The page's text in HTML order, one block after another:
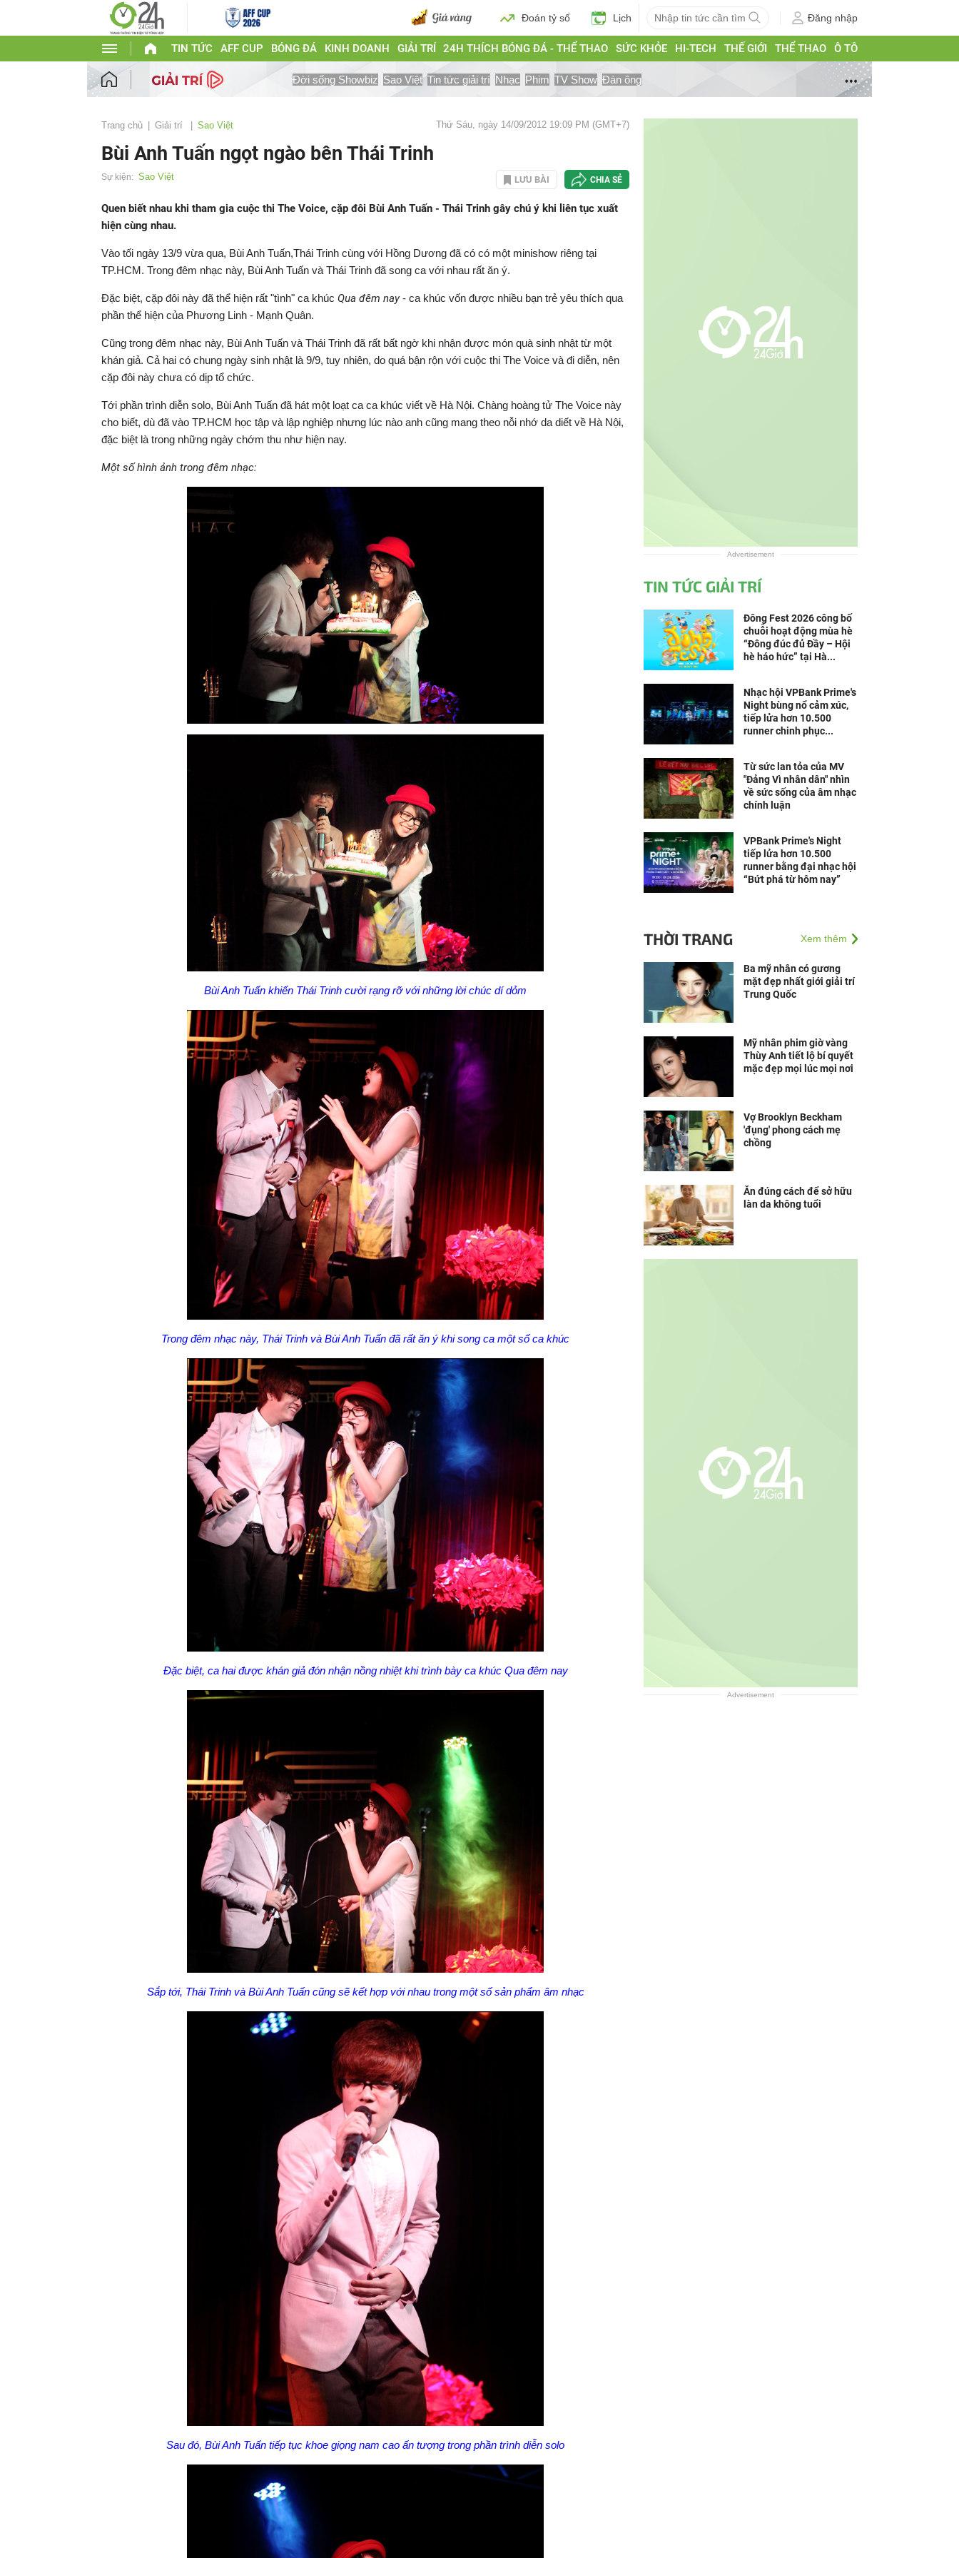
Đoán tỷ số Lịch Đăng nhập
TIN TỨC AFF CUP BÓNG ĐÁ KINH DOANH GIẢI TRÍ 24H THÍCH BÓNG ĐÁ - THỂ THAO SỨC KHỎE HI-TECH THẾ GIỚI THỂ THAO Ô TÔ
Đời sống Showbiz Sao Việt Tin tức giải trí Nhạc Phim TV Show Đàn ông
Trang chủ Giải trí Sao Việt Thứ Sáu, ngày 14/09/2012 19:09 PM (GMT+7)
Bùi Anh Tuấn ngọt ngào bên Thái Trinh
Sự kiện: Sao Việt LƯU BÀI CHIA SẺ
Quen biết nhau khi tham gia cuộc thi The Voice, cặp đôi Bùi Anh Tuấn - Thái Trinh gây chú ý khi liên tục xuất
hiện cùng nhau.
Vào tối ngày 13/9 vừa qua, Bùi Anh Tuấn,Thái Trinh cùng với Hồng Dương đã có có một minishow riêng tại
TP.HCM. Trong đêm nhạc này, Bùi Anh Tuấn và Thái Trinh đã song ca với nhau rất ăn ý.
Đặc biệt, cặp đôi này đã thể hiện rất "tình" ca khúc Qua đêm nay- ca khúc vốn được nhiều bạn trẻ yêu thích qua
phần thể hiện của Phương Linh - Mạnh Quân.
Cũng trong đêm nhạc này, Bùi Anh Tuấn và Thái Trinh đã rất bất ngờ khi nhận được món quà sinh nhật từ một
khán giả. Cả hai có chung ngày sinh nhật là 9/9, tuy nhiên, do quá bận rộn với cuộc thi The Voice và đi diễn, nên
cặp đôi này chưa có dịp tổ chức.
Tới phần trình diễn solo, Bùi Anh Tuấn đã hát một loạt ca ca khúc viết về Hà Nội. Chàng hoàng tử The Voice này
cho biết, dù đã vào TP.HCM học tập và lập nghiệp nhưng lúc nào anh cũng mang theo nỗi nhớ da diết về Hà Nội,
đặc biệt là trong những ngày chớm thu như hiện nay.
Một số hình ảnh trong đêm nhạc:
Bùi Anh Tuấn khiến Thái Trinh cười rạng rỡ với những lời chúc dí dỏm
Trong đêm nhạc này, Thái Trinh và Bùi Anh Tuấn đã rất ăn ý khi song ca một số ca khúc
Đặc biệt, ca hai được khán giả đón nhận nồng nhiệt khi trình bày ca khúc Qua đêm nay
Sắp tới, Thái Trinh và Bùi Anh Tuấn cũng sẽ kết hợp với nhau trong một số sản phẩm âm nhạc
Sau đó, Bùi Anh Tuấn tiếp tục khoe giọng nam cao ấn tượng trong phần trình diễn solo
Advertisement
TIN TỨC GIẢI TRÍ
Đông Fest 2026 công bố
chuỗi hoạt động mùa hè
“Đông đúc đủ Đầy – Hội
hè háo hức” tại Hà...
Nhạc hội VPBank Prime's
Night bùng nổ cảm xúc,
tiếp lửa hơn 10.500
runner chinh phục...
Từ sức lan tỏa của MV
"Đảng Vì nhân dân" nhìn
về sức sống của âm nhạc
chính luận
VPBank Prime's Night
tiếp lửa hơn 10.500
runner bằng đại nhạc hội
“Bứt phá từ hôm nay”
THỜI TRANG Xem thêm
Ba mỹ nhân có gương
mặt đẹp nhất giới giải trí
Trung Quốc
Mỹ nhân phim giờ vàng
Thùy Anh tiết lộ bí quyết
mặc đẹp mọi lúc mọi nơi
Vợ Brooklyn Beckham
'đụng' phong cách mẹ
chồng
Ăn đúng cách để sở hữu
làn da không tuổi
Advertisement